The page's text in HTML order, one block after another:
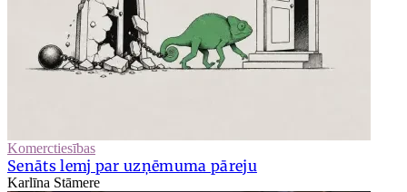
Komerctiesības
Senāts lemj par uzņēmuma pāreju
Karlīna Stāmere